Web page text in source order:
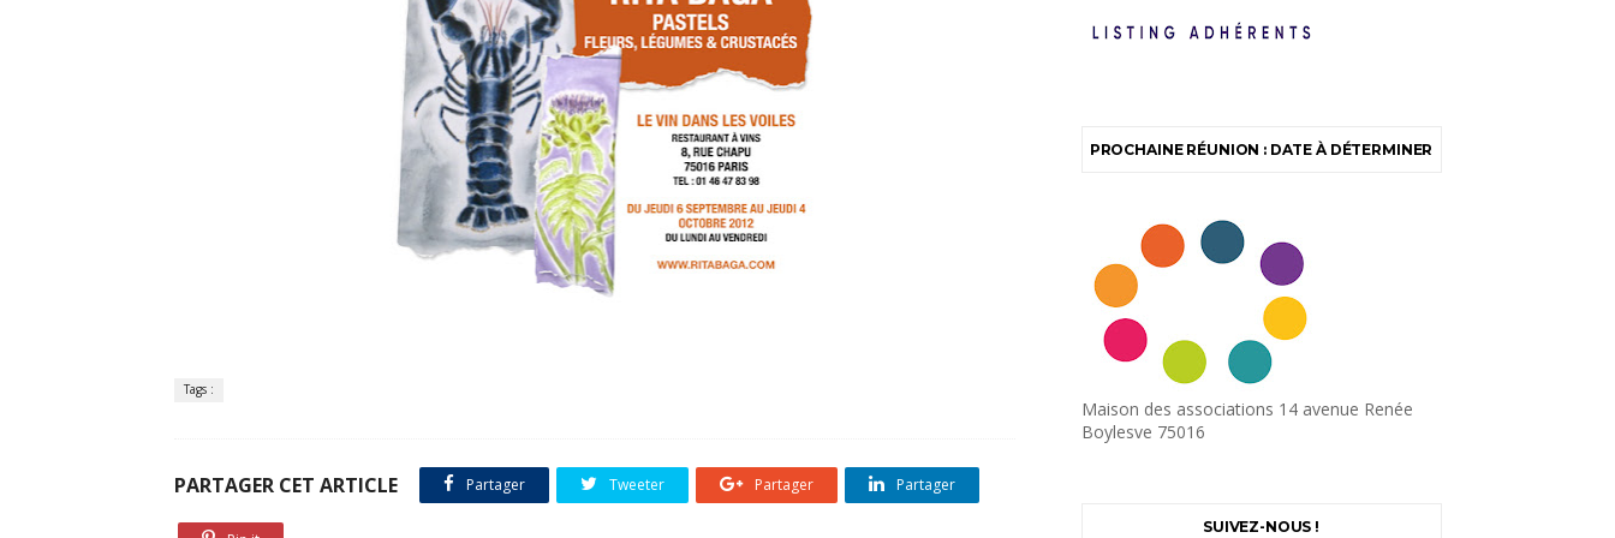
Tags :
PARTAGER CET ARTICLE Partager Tweeter Partager Partager
PROCHAINE RÉUNION : DATE À DÉTERMINER
Maison des associations 14 avenue Renée
Boylesve 75016
SUIVEZ-NOUS !